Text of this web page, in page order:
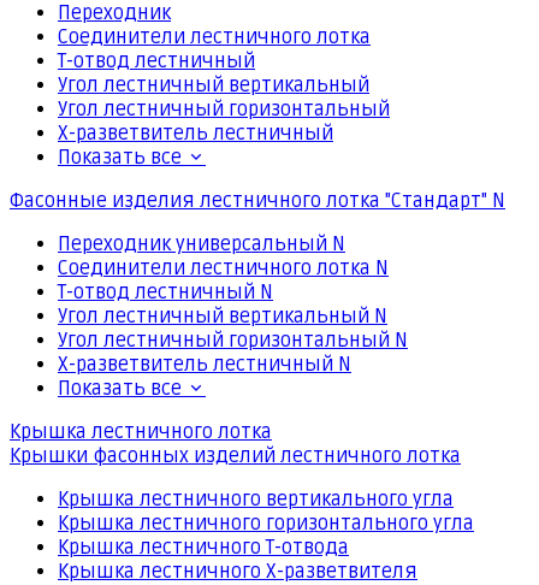
Переходник
Соединители лестничного лотка
Т-отвод лестничный
Угол лестничный вертикальный
Угол лестничный горизонтальный
Х-разветвитель лестничный
Показать все
Фасонные изделия лестничного лотка "Стандарт" N
Переходник универсальный N
Соединители лестничного лотка N
Т-отвод лестничный N
Угол лестничный вертикальный N
Угол лестничный горизонтальный N
Х-разветвитель лестничный N
Показать все
Крышка лестничного лотка
Крышки фасонных изделий лестничного лотка
Крышка лестничного вертикального угла
Крышка лестничного горизонтального угла
Крышка лестничного Т-отвода
Крышка лестничного Х-разветвителя